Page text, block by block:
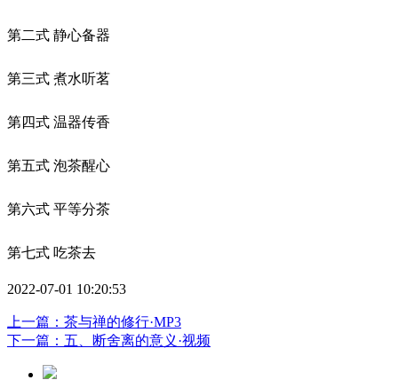
第二式 静心备器
第三式 煮水听茗
第四式 温器传香
第五式 泡茶醒心
第六式 平等分茶
第七式 吃茶去
2022-07-01 10:20:53
上一篇：茶与禅的修行·MP3
下一篇：五、断舍离的意义·视频